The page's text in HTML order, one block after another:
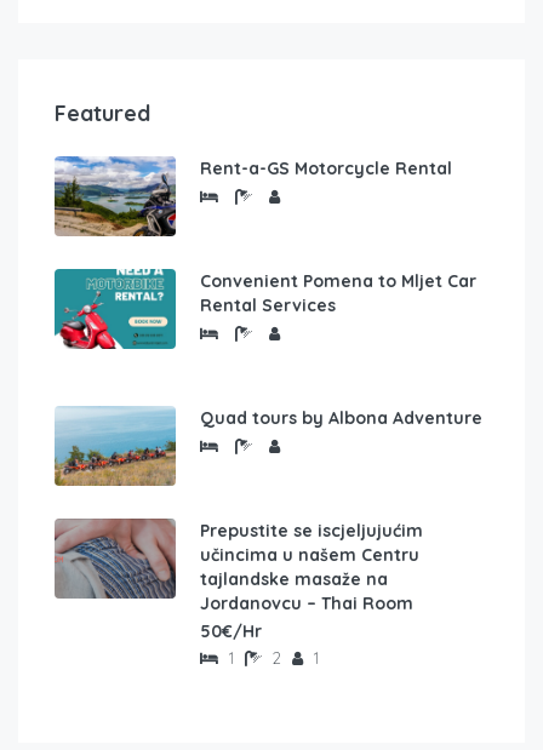
Featured
Rent-a-GS Motorcycle Rental
Convenient Pomena to Mljet Car
Rental Services
Quad tours by Albona Adventure
Prepustite se iscjeljujućim
učincima u našem Centru
tajlandske masaže na
Jordanovcu – Thai Room
50€/Hr
1 2 1